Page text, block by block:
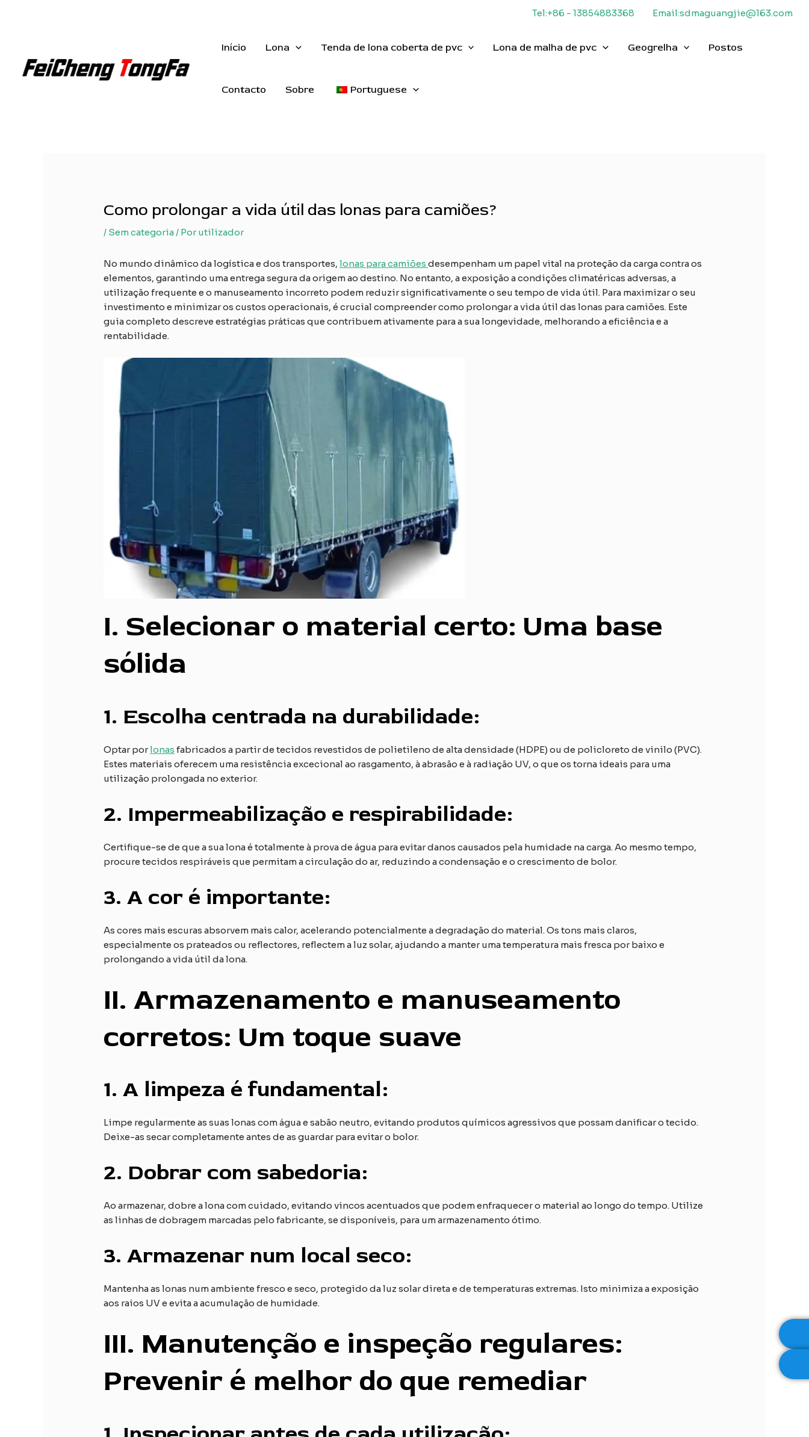
Tel:+86 - 13854883368 Email:sdmaguangjie@163.com
Início Lona Tenda de lona coberta de pvc Lona de malha de pvc Geogrelha Postos
Contacto Sobre Portuguese
Como prolongar a vida útil das lonas para camiões?
/ Sem categoria/ Porutilizador
No mundo dinâmico da logística e dos transportes,lonas para camiõesdesempenham um papel vital na proteção da carga contra os
elementos, garantindo uma entrega segura da origem ao destino. No entanto, a exposição a condições climatéricas adversas, a
utilização frequente e o manuseamento incorreto podem reduzir significativamente o seu tempo de vida útil. Para maximizar o seu
investimento e minimizar os custos operacionais, é crucial compreender como prolongar a vida útil das lonas para camiões. Este
guia completo descreve estratégias práticas que contribuem ativamente para a sua longevidade, melhorando a eficiência e a
rentabilidade.
I. Selecionar o material certo: Uma base
sólida
1. Escolha centrada na durabilidade:
Optar porlonas fabricados a partir de tecidos revestidos de polietileno de alta densidade (HDPE) ou de policloreto de vinilo (PVC).
Estes materiais oferecem uma resistência excecional ao rasgamento, à abrasão e à radiação UV, o que os torna ideais para uma
utilização prolongada no exterior.
2. Impermeabilização e respirabilidade:
Certifique-se de que a sua lona é totalmente à prova de água para evitar danos causados pela humidade na carga. Ao mesmo tempo,
procure tecidos respiráveis que permitam a circulação do ar, reduzindo a condensação e o crescimento de bolor.
3.A cor é importante:
As cores mais escuras absorvem mais calor, acelerando potencialmente a degradação do material. Os tons mais claros,
especialmente os prateados ou reflectores, reflectem a luz solar, ajudando a manter uma temperatura mais fresca por baixo e
prolongando a vida útil da lona.
II. Armazenamento e manuseamento
corretos: Um toque suave
1.A limpeza é fundamental:
Limpe regularmente as suas lonas com água e sabão neutro, evitando produtos químicos agressivos que possam danificar o tecido.
Deixe-as secar completamente antes de as guardar para evitar o bolor.
2. Dobrar com sabedoria:
Ao armazenar, dobre a lona com cuidado, evitando vincos acentuados que podem enfraquecer o material ao longo do tempo. Utilize
as linhas de dobragem marcadas pelo fabricante, se disponíveis, para um armazenamento ótimo.
3.Armazenar num local seco:
Mantenha as lonas num ambiente fresco e seco, protegido da luz solar direta e de temperaturas extremas. Isto minimiza a exposição
aos raios UV e evita a acumulação de humidade.
III. Manutenção e inspeção regulares:
Prevenir é melhor do que remediar